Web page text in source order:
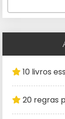
10 livros
20 regras